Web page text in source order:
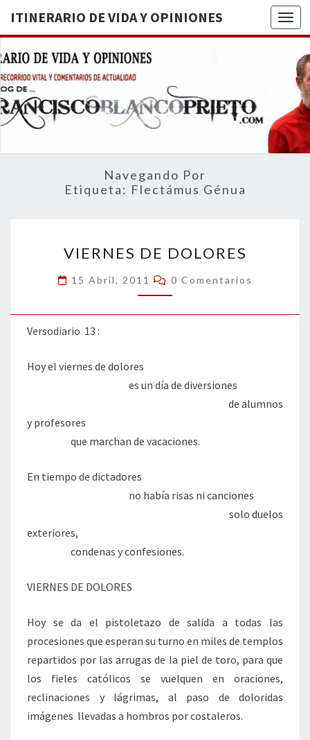
ITINERARIO DE VIDA Y OPINIONES
DE
BREVE
RECORRIDO
VITAL Y
ACTUALIDAD
Navegando Por
Etiqueta: Flectámus Génua
DE
DOLORES
VIERNES DE DOLORES
15 Abril, 2011 Comentarios
0 Comentarios
Versodiario 13 :
Hoy el viernes de dolores
es un día de diversiones
de alumnos
y profesores
que marchan de vacaciones.
En tiempo de dictadores
no había risas ni canciones
solo duelos
exteriores,
condenas y confesiones.
VIERNES DE DOLORES
Hoy se da el pistoletazo de salida a todas las
procesiones que esperan su turno en miles de templos
repartidos por las arrugas de la piel de toro, para que
los fieles católicos se vuelquen en oraciones,
reclinaciones y lágrimas, al paso de doloridas
imágenes llevadas a hombros por costaleros.